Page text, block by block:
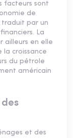
facteurs sont
de
traduit par un
La
ailleurs en elle
la croissance
du pétrole
américain
et des